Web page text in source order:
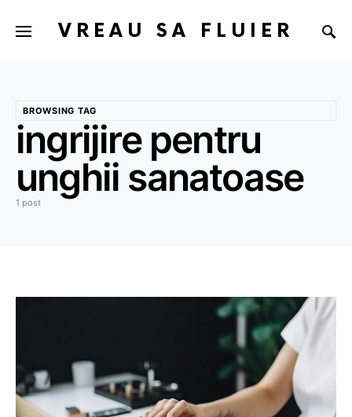
VREAU SA FLUIER
BROWSING TAG
ingrijire pentru
unghii sanatoase
1 post